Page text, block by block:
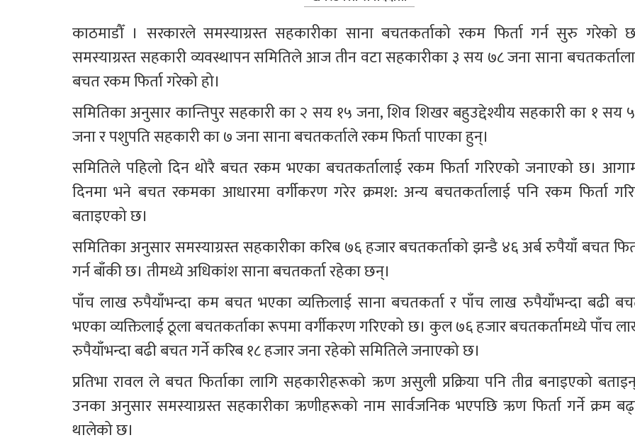
काठमाडौँ । सरकारले समस्याग्रस्त सहकारीका साना बचतकर्ताको रकम फिर्ता गर्न सुरु गरेको
समस्याग्रस्त सहकारी व्यवस्थापन समितिले आज तीन वटा सहकारीका ३ सय ७८ जना साना
बचत रकम फिर्ता गरेको हो।
समितिका अनुसार कान्तिपुर सहकारी का २ सय १५ जना, शिव शिखर बहुउद्देश्यीय सहकारी का १ सय
जना र पशुपति सहकारी का ७ जना साना बचतकर्ताले रकम फिर्ता पाएका हुन्।
समितिले पहिलो दिन थोरै बचत रकम भएका बचतकर्तालाई रकम फिर्ता गरिएको जनाएको छ।
दिनमा भने बचत रकमका आधारमा वर्गीकरण गरेर क्रमश: अन्य बचतकर्तालाई पनि रकम फिर्ता
बताइएको छ।
समितिका अनुसार समस्याग्रस्त सहकारीका करिब ७६ हजार बचतकर्ताको झन्डै ४६ अर्ब रुपैयाँ बचत
गर्न बाँकी छ। तीमध्ये अधिकांश साना बचतकर्ता रहेका छन्।
पाँच लाख रुपैयाँभन्दा कम बचत भएका व्यक्तिलाई साना बचतकर्ता र पाँच लाख रुपैयाँभन्दा बढी
भएका व्यक्तिलाई ठूला बचतकर्ताका रूपमा वर्गीकरण गरिएको छ। कुल ७६ हजार बचतकर्तामध्ये पाँच
रुपैयाँभन्दा बढी बचत गर्ने करिब १८ हजार जना रहेको समितिले जनाएको छ।
प्रतिभा रावल ले बचत फिर्ताका लागि सहकारीहरूको ऋण असुली प्रक्रिया पनि तीव्र बनाइएको
उनका अनुसार समस्याग्रस्त सहकारीका ऋणीहरूको नाम सार्वजनिक भएपछि ऋण फिर्ता गर्ने क्रम
थालेको छ।